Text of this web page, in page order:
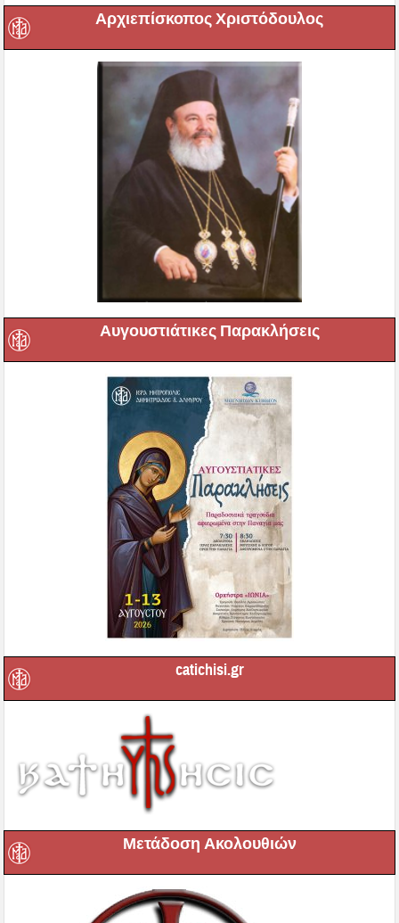
Αρχιεπίσκοπος Χριστόδουλος
Αυγουστιάτικες Παρακλήσεις
catichisi.gr
Μετάδοση Ακολουθιών